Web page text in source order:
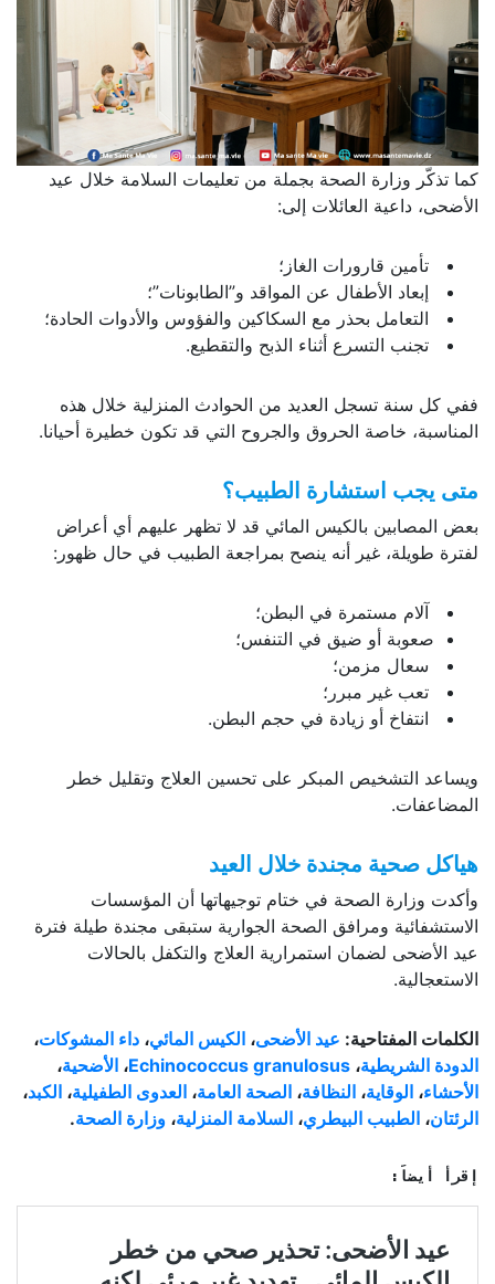
كما تذكّر وزارة الصحة بجملة من تعليمات السلامة خلال عيد
الأضحى، داعية العائلات إلى:
تأمين قارورات الغاز؛
إبعاد الأطفال عن المواقد و”الطابونات”؛
التعامل بحذر مع السكاكين والفؤوس والأدوات الحادة؛
تجنب التسرع أثناء الذبح والتقطيع.
ففي كل سنة تسجل العديد من الحوادث المنزلية خلال هذه
المناسبة، خاصة الحروق والجروح التي قد تكون خطيرة أحيانا.
متى يجب استشارة الطبيب؟
بعض المصابين بالكيس المائي قد لا تظهر عليهم أي أعراض
لفترة طويلة، غير أنه ينصح بمراجعة الطبيب في حال ظهور:
آلام مستمرة في البطن؛
صعوبة أو ضيق في التنفس؛
سعال مزمن؛
تعب غير مبرر؛
انتفاخ أو زيادة في حجم البطن.
ويساعد التشخيص المبكر على تحسين العلاج وتقليل خطر
المضاعفات.
هياكل صحية مجندة خلال العيد
وأكدت وزارة الصحة في ختام توجيهاتها أن المؤسسات
الاستشفائية ومرافق الصحة الجوارية ستبقى مجندة طيلة فترة
عيد الأضحى لضمان استمرارية العلاج والتكفل بالحالات
الاستعجالية.
الكلمات المفتاحية: عيد الأضحى، الكيس المائي، داء المشوكات،
الدودة الشريطية، Echinococcus granulosus، الأضحية،
الأحشاء، الوقاية، النظافة، الصحة العامة، العدوى الطفيلية، الكبد،
الرئتان، الطبيب البيطري، السلامة المنزلية، وزارة الصحة.
إقرأ أيضاً: